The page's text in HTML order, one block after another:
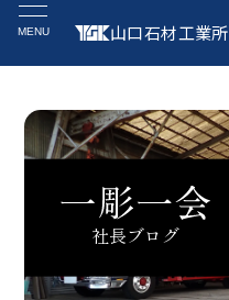
MENU 山口石材工業所
社長ブログ